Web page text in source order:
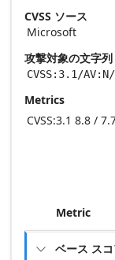
CVSS ソース
Microsoft
攻撃対象の文字列
CVSS:3.1/
Metrics
CVSS:3.1 8.8 /
Metric
 ベース ス